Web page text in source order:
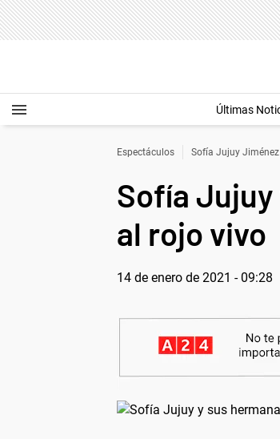
Últimas
Espectáculos Sofía Jujuy Jiménez
Sofía
al rojo vivo
14 de enero de 2021 - 09:28